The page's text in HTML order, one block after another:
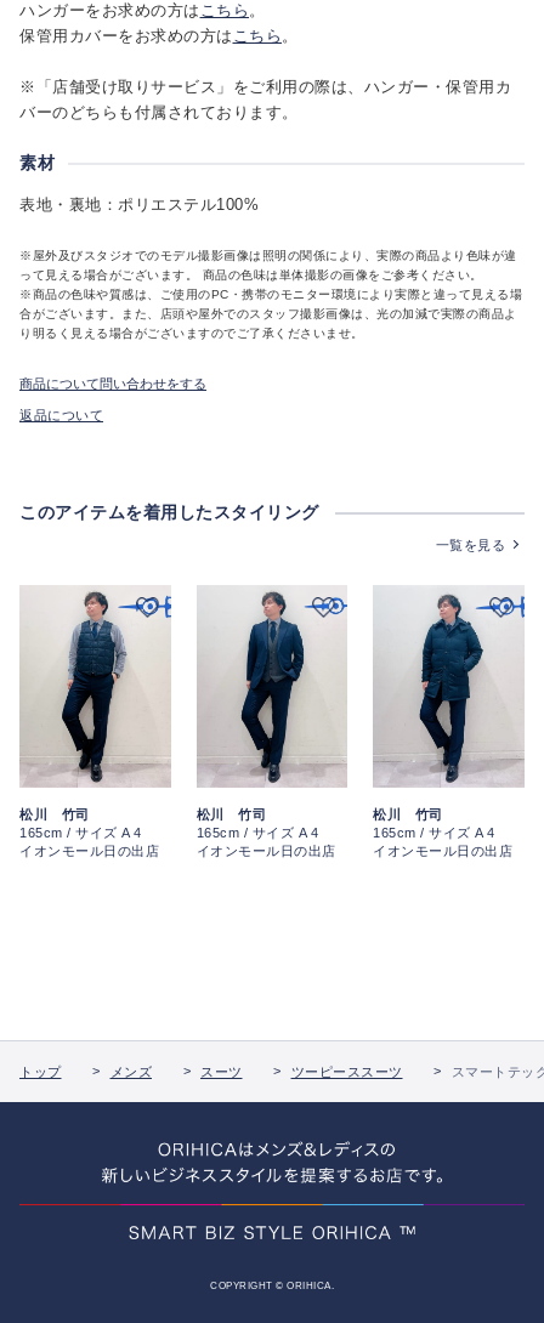
ハンガーをお求めの方は こちら 。
保管用カバーをお求めの方は こちら 。
※「店舗受け取りサービス」をご利用の際は、ハンガー・保管用カ
バーのどちらも付属されております。
素材
表地・裏地：ポリエステル100%
※屋外及びスタジオでのモデル撮影画像は照明の関係により、実際の商品より色味が違
って見える場合がございます。 商品の色味は単体撮影の画像をご参考ください。
※商品の色味や質感は、ご使用のPC・携帯のモニター環境により実際と違って見える場
合がございます。また、店頭や屋外でのスタッフ撮影画像は、光の加減で実際の商品よ
り明るく見える場合がございますのでご了承くださいませ。
商品について問い合わせをする
返品について
このアイテムを着用したスタイリング
一覧を見る
松川 竹司
165cm / サイズ A 4
イオンモール日の出店
松川 竹司
165cm / サイズ A 4
イオンモール日の出店
松川 竹司
165cm / サイズ A 4
イオンモール日の出店
トップ メンズ スーツ ツーピーススーツ スマートテッ
COPYRIGHT © ORIHICA.